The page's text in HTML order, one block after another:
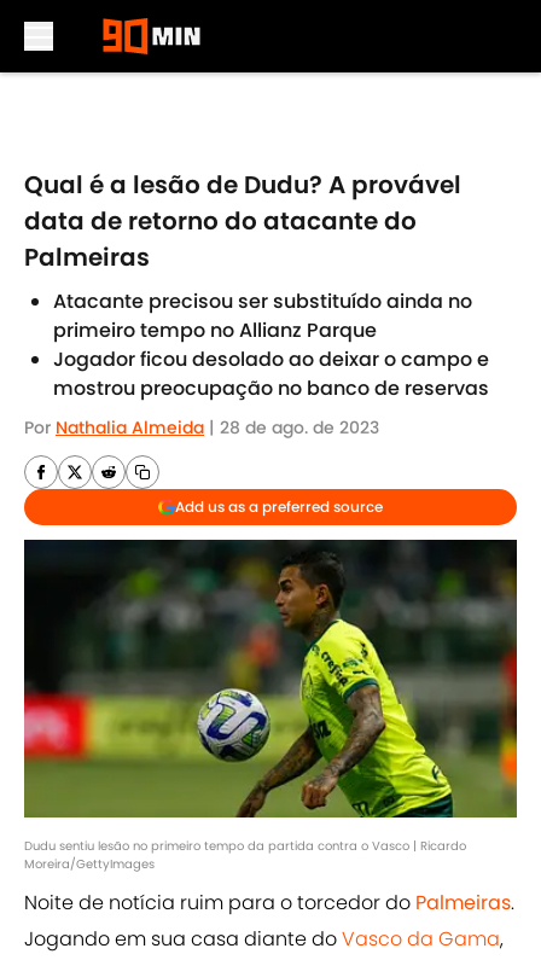
Qual é a lesão de Dudu? A provável
data de retorno do atacante do
Palmeiras
Atacante precisou ser substituído ainda no
primeiro tempo no Allianz Parque
Jogador ficou desolado ao deixar o campo e
mostrou preocupação no banco de reservas
Por Nathalia Almeida | 28 de ago. de 2023
Add us as a preferred source
Dudu sentiu lesão no primeiro tempo da partida contra o Vasco | Ricardo
Moreira/GettyImages
Noite de notícia ruim para o torcedor do Palmeiras.
Jogando em sua casa diante doVasco da Gama,